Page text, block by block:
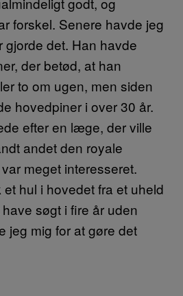
forskel. Senere havde jeg
gjorde det. Han havde
der betød, at han
to om ugen, men siden
hovedpiner i over 30 år.
efter en læge, der ville
andet den royale
meget interesseret.
hul i hovedet fra et uheld
søgt i fire år uden
jeg mig for at gøre det